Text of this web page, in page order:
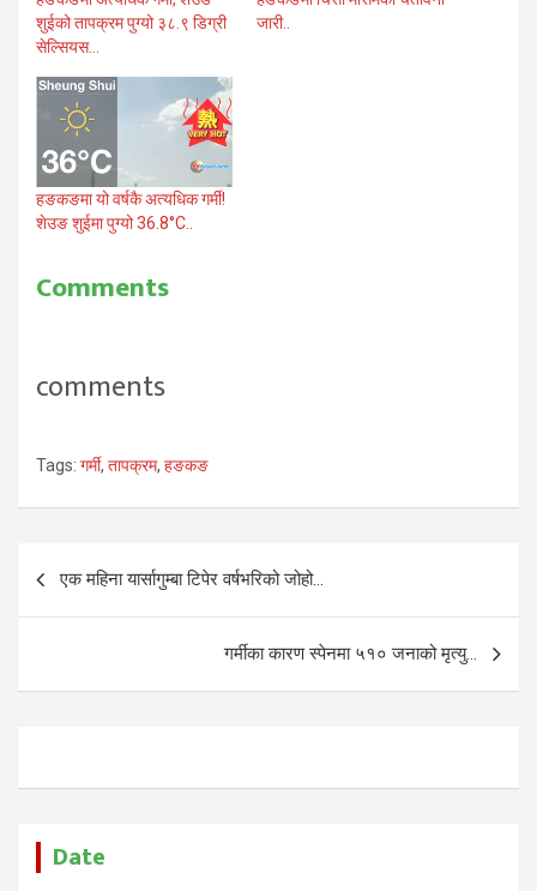
शुईको तापक्रम पुग्यो ३८.९ डिग्री
सेल्सियस…
जारी..
हङकङमा यो वर्षकै अत्यधिक गर्मी!
शेउङ शुईमा पुग्यो 36.8°C..
Comments
comments
Tags: गर्मी, तापक्रम, हङकङ
Post
navigation
एक महिना यार्सागुम्बा टिपेर वर्षभरिको जोहो…
गर्मीका कारण स्पेनमा ५१० जनाको मृत्यु…
Date